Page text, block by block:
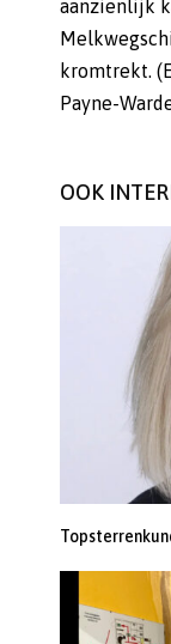
aanzienlijk
kromtrekt.
Payne-
OOK